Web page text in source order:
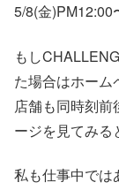
5/8(金)PM12:00
もし
た場合はホーム
店舗も同時刻
ージを見てみる
私も仕事中では